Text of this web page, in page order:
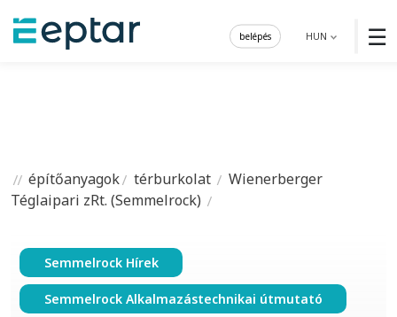
☰
HUN
belépés
építőanyagok térburkolat
Wienerberger
Téglaipari zRt. (Semmelrock)
Semmelrock Hírek
Semmelrock Alkalmazástechnikai útmutató